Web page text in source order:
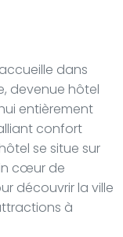
dans
devenue hôtel
entièrement
confort
se situe sur
cœur de
découvrir la ville
à